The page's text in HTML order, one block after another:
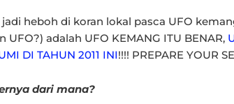
heboh di koran lokal pasca UFO
adalah UFO KEMANG ITU BENAR,
DI TAHUN 2011 INI!!!! PREPARE YOUR
dari mana?